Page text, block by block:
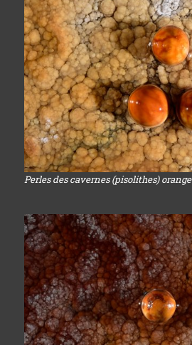
Perles des cavernes (pisolithes) orange